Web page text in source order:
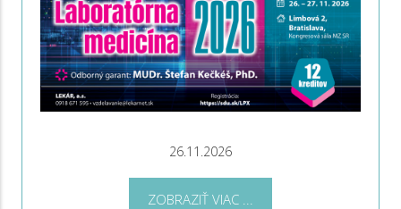
26.11.2026
ZOBRAZIŤ VIAC ...